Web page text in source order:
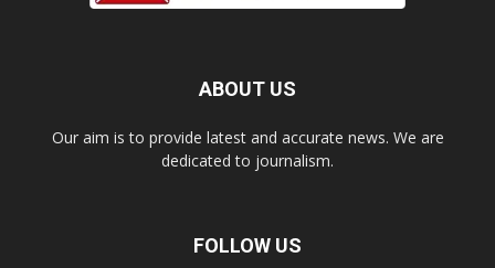
ABOUT US
Our aim is to provide latest and accurate news. We are
dedicated to journalism.
FOLLOW US